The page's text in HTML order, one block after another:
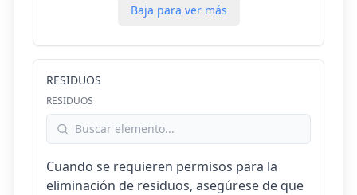
Baja para ver más
RESIDUOS
RESIDUOS
Cuando se requieren permisos para la
eliminación de residuos, asegúrese de que